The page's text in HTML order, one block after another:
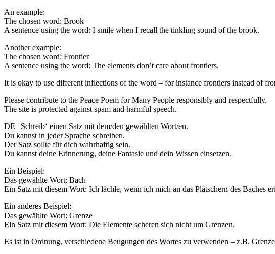
An example:
The chosen word: Brook
A sentence using the word: I smile when I recall the tinkling sound of the brook.
Another example:
The chosen word: Frontier
A sentence using the word: The elements don’t care about frontiers.
It is okay to use different inflections of the word – for instance frontiers instead of
Please contribute to the Peace Poem for Many People responsibly and respectfully.
The site is protected against spam and harmful speech.
DE | Schreib‘ einen Satz mit dem/den gewählten Wort/en.
Du kannst in jeder Sprache schreiben.
Der Satz sollte für dich wahrhaftig sein.
Du kannst deine Erinnerung, deine Fantasie und dein Wissen einsetzen.
Ein Beispiel:
Das gewählte Wort: Bach
Ein Satz mit diesem Wort: Ich lächle, wenn ich mich an das Plätschern des Baches
Ein anderes Beispiel:
Das gewählte Wort: Grenze
Ein Satz mit diesem Wort: Die Elemente scheren sich nicht um Grenzen.
Es ist in Ordnung, verschiedene Beugungen des Wortes zu verwenden – z.B.